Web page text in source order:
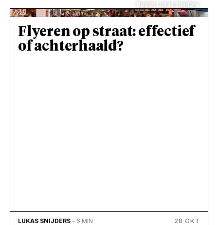
Beeld: Lukas Snijders
Flyeren op straat: effectief
of achterhaald?
LUKAS SNIJDERS - 6 MIN 28 OKT